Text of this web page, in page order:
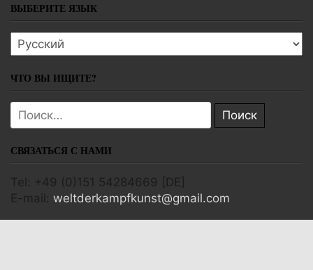
ВЫБЕРИТЕ ЯЗЫК
Выберите язык
ЧТО ВЫ ИЩИТЕ?
Поиск:
СВЯЗАТЬСЯ С НАМИ
Tel: +49 (0)151 54284669 [DE]
E-mail: weltderkampfkunst@gmail.com